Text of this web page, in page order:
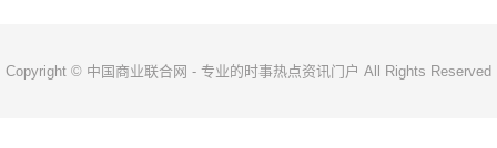
Copyright © 中国商业联合网 - 专业的时事热点资讯门户 All Rights Reserved